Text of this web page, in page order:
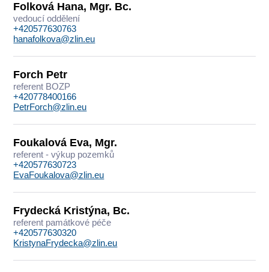
Folková Hana, Mgr. Bc.
vedoucí oddělení
+420577630763
hanafolkova@zlin.eu
Forch Petr
referent BOZP
+420778400166
PetrForch@zlin.eu
Foukalová Eva, Mgr.
referent - výkup pozemků
+420577630723
EvaFoukalova@zlin.eu
Frydecká Kristýna, Bc.
referent památkové péče
+420577630320
KristynaFrydecka@zlin.eu